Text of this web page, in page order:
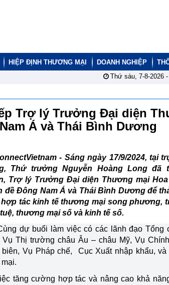
HIỆP ĐỊNH THƯƠNG MẠI DOANH NGHIỆP
Thứ sáu, 7-8-2026 -
Trợ lý Trưởng Đại diện
Á và Thái Bình Dương
- Sáng ngày 17/9/2024, tại
Thứ trưởng Nguyễn Hoàng Long đã
Trợ lý Trưởng Đại diện Thương mại
đề Đông Nam Á và Thái Bình Dương để
hợp tác kinh tế thương mại song phương,
thương mại số và kinh tế số.
dự buổi làm việc có các lãnh đạo Tổng
Vụ Thị trường châu Âu – châu Mỹ, Vụ
Vụ Pháp chế, Cục Xuất nhập khẩu, và
tăng cường hợp tác và nâng cao khả